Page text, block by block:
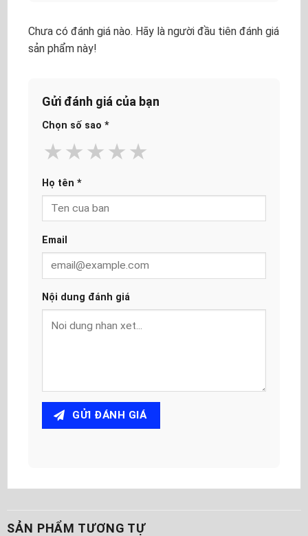
Chưa có đánh giá nào. Hãy là người đầu tiên đánh giá
sản phẩm này!
Gửi đánh giá của bạn
Chọn số sao *
★
★
★
★
★
Họ tên *
Email
Nội dung đánh giá
GỬI ĐÁNH GIÁ
SẢN PHẨM TƯƠNG TỰ